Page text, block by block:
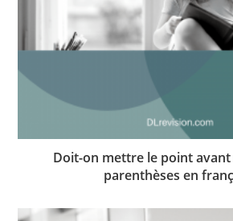
Doit-on mettre le point avant
parenthèses en